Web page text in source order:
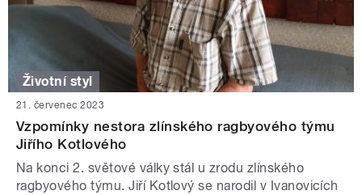
Životní styl
21. červenec 2023
Vzpomínky nestora zlínského ragbyového týmu
Jiřího Kotlového
Na konci 2. světové války stál u zrodu zlínského
ragbyového týmu. Jiří Kotlový se narodil v Ivanovicích